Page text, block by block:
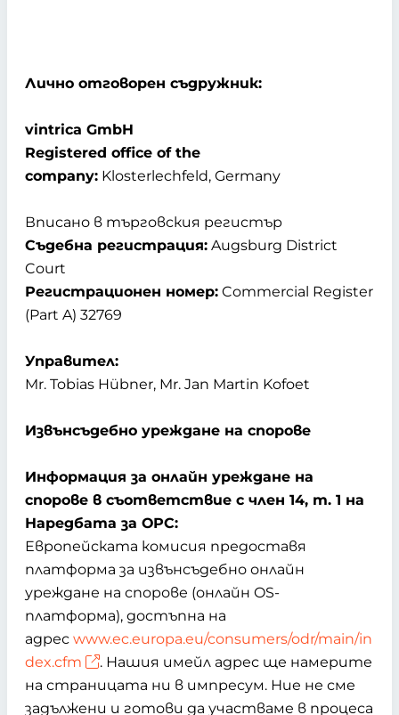
Лично отговорен съдружник:
vintrica GmbH
Registered office of the
company: Klosterlechfeld, Germany
Вписано в търговския регистър
Съдебна регистрация: Augsburg District
Court
Регистрационен номер: Commercial Register
(Part A) 32769
Управител:
Mr. Tobias Hübner, Mr. Jan Martin Kofoet
Извънсъдебно уреждане на спорове
Информация за онлайн уреждане на
спорове в съответствие с член 14, т. 1 на
Наредбата за ОРС:
Европейската комисия предоставя
платформа за извънсъдебно онлайн
уреждане на спорове (онлайн OS-
платформа), достъпна на
адрес www.ec.europa.eu/consumers/odr/main/in
dex.cfm
. Нашия имейл адрес ще намерите
на страницата ни в импресум. Ние не сме
задължени и готови да участваме в процеса